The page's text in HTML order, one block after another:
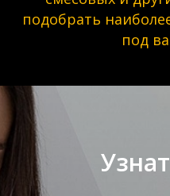
подобрать
под